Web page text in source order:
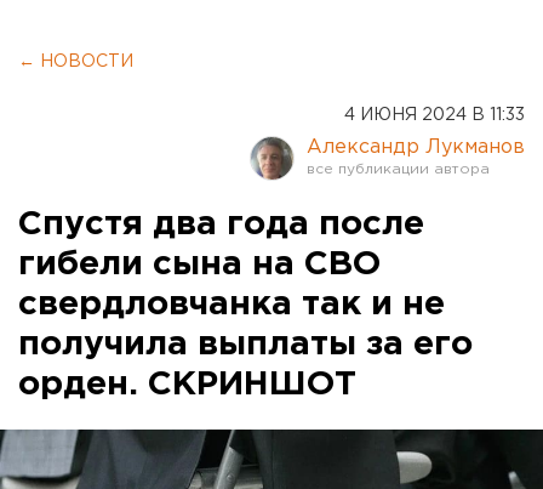
← НОВОСТИ
4 ИЮНЯ 2024 В 11:33
Александр Лукманов
Спустя два года после
гибели сына на СВО
свердловчанка так и не
получила выплаты за его
орден. СКРИНШОТ